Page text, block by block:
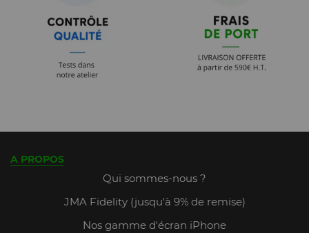
A PROPOS
Qui sommes-nous ?
JMA Fidelity (jusqu'à 9% de remise)
Nos gamme d'écran iPhone